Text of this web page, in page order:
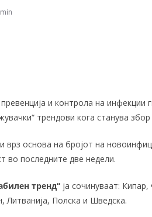
и контрола на инфекции
трендови кога станува
врз основа на бројот на
во последните две недели.
тренд“ ја сочинуваат:
Литванија, Полска и Шведска.